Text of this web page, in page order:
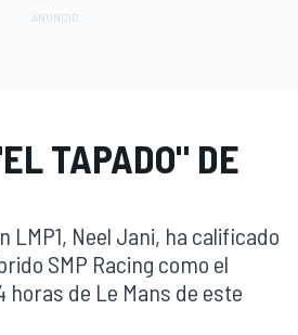
TAPADO" DE
LMP1, Neel Jani, ha calificado
SMP Racing como el
horas de Le Mans de este